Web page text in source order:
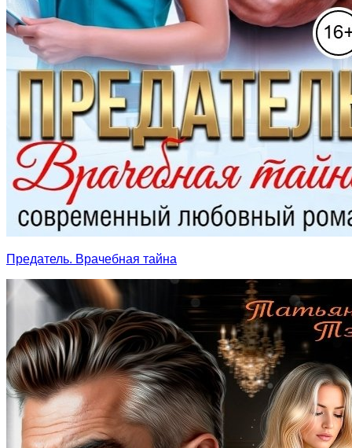
Предатель. Врачебная тайна